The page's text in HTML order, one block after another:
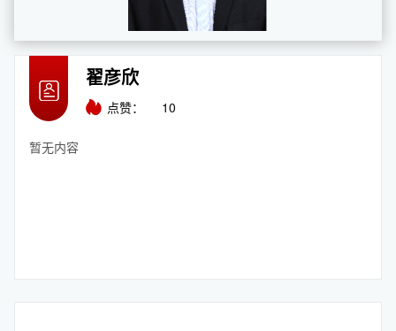
翟彦欣
点赞： 10
暂无内容